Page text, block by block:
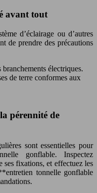
avant tout
d’éclairage ou d’autres
de prendre des précautions
électriques.
de terre conformes aux
pérennité de
sont essentielles pour
gonflable. Inspectez
ses fixations, et effectuez les
tonnelle gonflable